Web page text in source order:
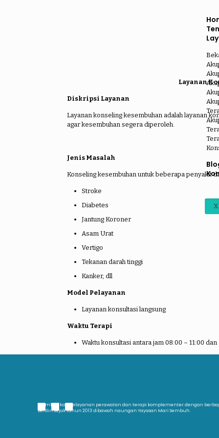
X
Layanan
Diskripsi Layanan
Layanan konseling kesembuhan adalah layanan
agar kesembuhan segera diperoleh.
Jenis Masalah
Konseling kesembuhan untuk beberapa penyakit
Stroke
Diabetes
Jantung Koroner
Asam Urat
Vertigo
Tekanan darah tinggi
Kanker, dll
Model Pelayanan
Layanan konsultasi langsung
Waktu Terapi
Waktu konsultasi antara jam 08:00 – 11:00
Memberikan pelayanan perawatan dan terapi komplementer dengan
Berdiri sejak tahun 2013 dibawah naungan Yayasan Mari Sembuh.